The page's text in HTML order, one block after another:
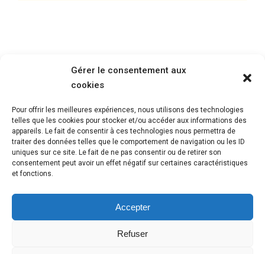
Gérer le consentement aux
cookies
Pour offrir les meilleures expériences, nous utilisons des technologies
telles que les cookies pour stocker et/ou accéder aux informations des
appareils. Le fait de consentir à ces technologies nous permettra de
traiter des données telles que le comportement de navigation ou les ID
uniques sur ce site. Le fait de ne pas consentir ou de retirer son
consentement peut avoir un effet négatif sur certaines caractéristiques
et fonctions.
Accepter
Refuser
Contactez-nous
Rue du Rhône 57